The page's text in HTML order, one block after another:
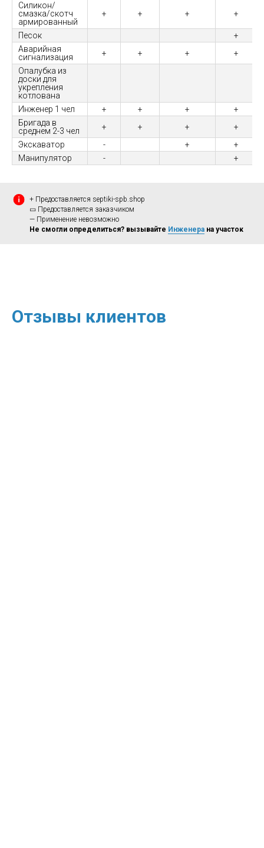
Силикон/
смазка/скотч
армированный
+ + + +
Песок
+
Аварийная
сигнализация
+ + +
+
Опалубка из
доски для
укрепления
котлована
Инженер 1 чел
+ + +
+
Бригада в
среднем 2-3 чел
+ + +
+
Экскаватор
- +
+
Манипулятор
- +
+ Предоставляется septiki-spb.shop
▭ Предоставляется заказчиком
— Применение невозможно
Не смогли определиться? вызывайте Инженера на участок
Отзывы клиентов